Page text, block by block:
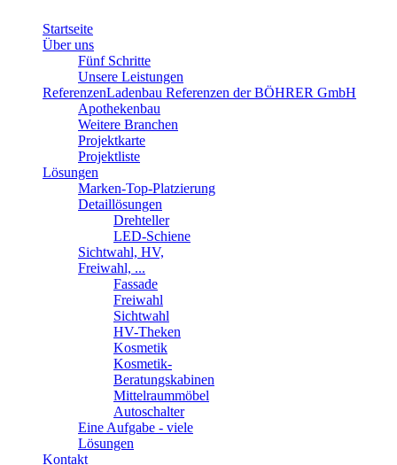
Startseite
Über uns
Fünf Schritte
Unsere Leistungen
ReferenzenLadenbau Referenzen der BÖHRER GmbH
Apothekenbau
Weitere Branchen
Projektkarte
Projektliste
Lösungen
Marken-Top-Platzierung
Detaillösungen
Drehteller
LED-Schiene
Sichtwahl, HV,
Freiwahl, ...
Fassade
Freiwahl
Sichtwahl
HV-Theken
Kosmetik
Kosmetik-
Beratungskabinen
Mittelraummöbel
Autoschalter
Eine Aufgabe - viele
Lösungen
Kontakt